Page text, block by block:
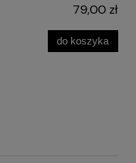
79,00 zł
do koszyka